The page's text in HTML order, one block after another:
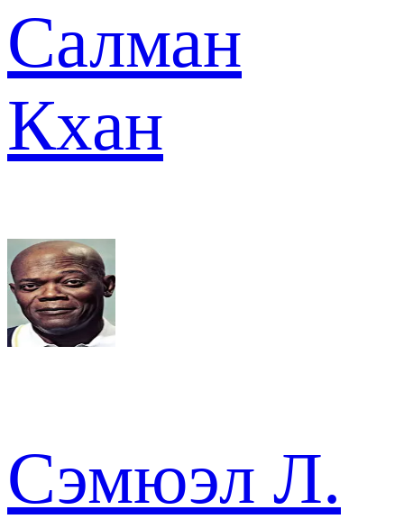
Салман
Кхан
Сэмюэл Л.